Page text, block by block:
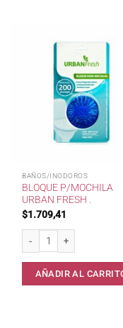
BAÑOS/INODOROS
BLOQUE P/MOCHILA
URBAN FRESH .
$1.709,41
Bloque p/Mochila URBAN
AÑADIR AL